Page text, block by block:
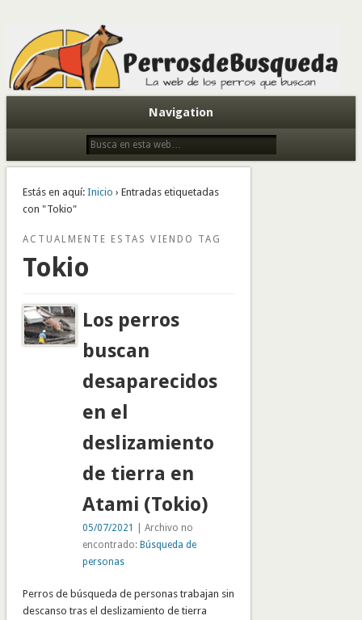
Todo sobre perros de búsqueda y detectores
Navigation
Estás en aquí: Inicio › Entradas etiquetadas
con "Tokio"
ACTUALMENTE ESTAS VIENDO TAG
Tokio
Los perros
buscan
desaparecidos
en el
deslizamiento
de tierra en
Atami (Tokio)
05/07/2021
| Archivo no
encontrado: Búsqueda de
personas
Perros de búsqueda de personas trabajan sin
descanso tras el deslizamiento de tierra